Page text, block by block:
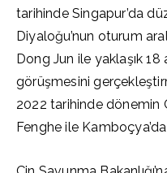
tarihinde Singapur’da
Diyaloğu’nun oturum
Dong Jun ile yaklaşık
görüşmesini
2022 tarihinde dönemin
Fenghe ile